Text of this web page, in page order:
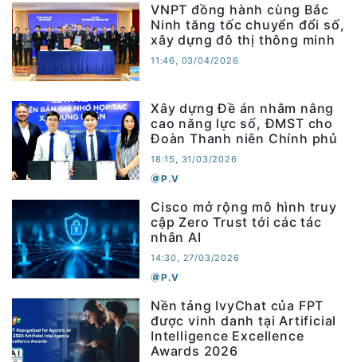
VNPT đồng hành cùng Bắc
Ninh tăng tốc chuyển đổi số,
xây dựng đô thị thông minh
11:46, 03/04/2026
Xây dựng Đề án nhằm nâng
cao năng lực số, ĐMST cho
Đoàn Thanh niên Chính phủ
18:15, 31/03/2026
P.V
Cisco mở rộng mô hình truy
cập Zero Trust tới các tác
nhân AI
14:30, 27/03/2026
P.V
Nền tảng IvyChat của FPT
được vinh danh tại Artificial
Intelligence Excellence
Awards 2026